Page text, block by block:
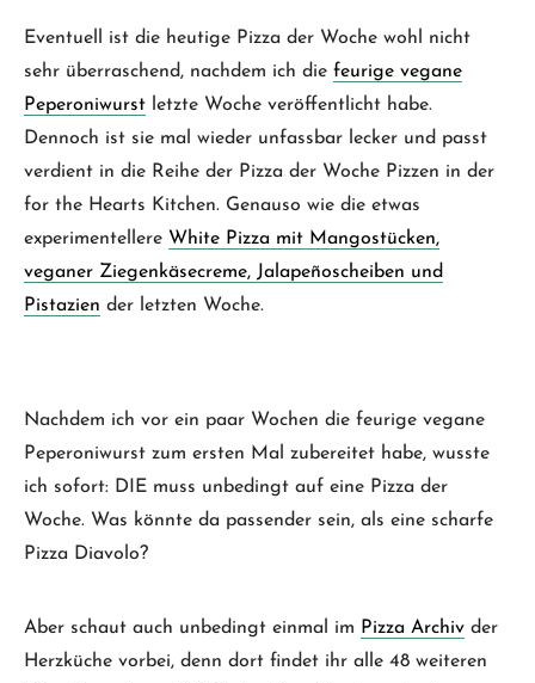
Eventuell ist die heutige Pizza der Woche wohl nicht
sehr überraschend, nachdem ich die feurige vegane
Peperoniwurst letzte Woche veröffentlicht habe.
Dennoch ist sie mal wieder unfassbar lecker und passt
verdient in die Reihe der Pizza der Woche Pizzen in der
for the Hearts Kitchen. Genauso wie die etwas
experimentellere White Pizza mit Mangostücken,
veganer Ziegenkäsecreme, Jalapeñoscheiben und
Pistazien der letzten Woche.
Nachdem ich vor ein paar Wochen die feurige vegane
Peperoniwurst zum ersten Mal zubereitet habe, wusste
ich sofort: DIE muss unbedingt auf eine Pizza der
Woche. Was könnte da passender sein, als eine scharfe
Pizza Diavolo?
Aber schaut auch unbedingt einmal im Pizza Archiv der
Herzküche vorbei, denn dort findet ihr alle 48 weiteren